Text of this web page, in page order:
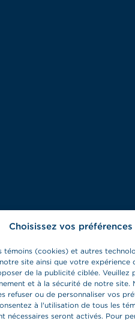
Choisissez vos
témoins (cookies) et autres
site ainsi que votre
de la publicité ciblée. Veuillez
et à la sécurité de notre
refuser ou de personnaliser vos
à l'utilisation de tous les
nécessaires seront activés. Pour